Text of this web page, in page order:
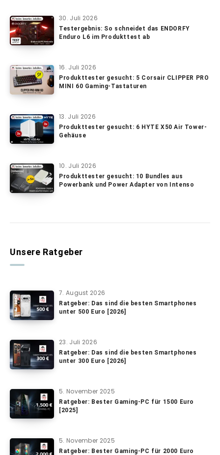
30. Juli 2026
Testergebnis: So schneidet das ENDORFY
Enduro L6 im Produkttest ab
16. Juli 2026
Produkttester gesucht: 5 Corsair CLIPPER PRO
MINI 60 Gaming-Tastaturen
13. Juli 2026
Produkttester gesucht: 6 HYTE X50 Air Tower-
Gehäuse
10. Juli 2026
Produkttester gesucht: 10 Bundles aus
Powerbank und Power Adapter von Intenso
Unsere Ratgeber
7. August 2026
Ratgeber: Das sind die besten Smartphones
unter 500 Euro [2026]
23. Juli 2026
Ratgeber: Das sind die besten Smartphones
unter 300 Euro [2026]
5. November 2025
Ratgeber: Bester Gaming-PC für 1500 Euro
[2025]
5. November 2025
Ratgeber: Bester Gaming-PC für 2000 Euro